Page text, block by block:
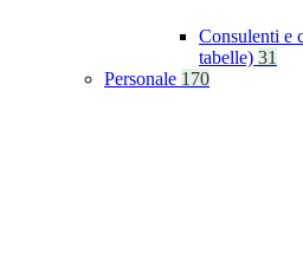
Consulenti e
tabelle) 31
Personale 170